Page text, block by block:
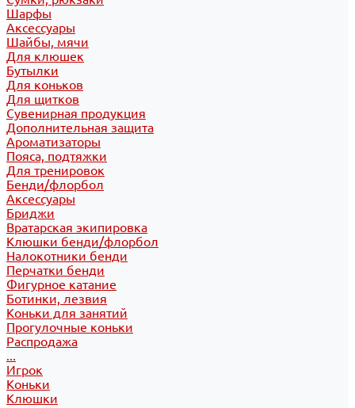
Шарфы
Аксессуары
Шайбы, мячи
Для клюшек
Бутылки
Для коньков
Для щитков
Сувенирная продукция
Дополнительная защита
Ароматизаторы
Пояса, подтяжки
Для тренировок
Бенди/флорбол
Аксессуары
Бриджи
Вратарская экипировка
Клюшки бенди/флорбол
Налокотники бенди
Перчатки бенди
Фигурное катание
Ботинки, лезвия
Коньки для занятий
Прогулочные коньки
Распродажа
...
Игрок
Коньки
Клюшки